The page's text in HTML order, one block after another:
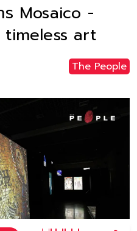
Mosaico -
art
The People